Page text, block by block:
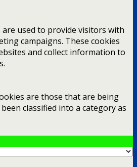
used to provide visitors with
campaigns. These cookies
and collect information to
are those that are being
classified into a category as